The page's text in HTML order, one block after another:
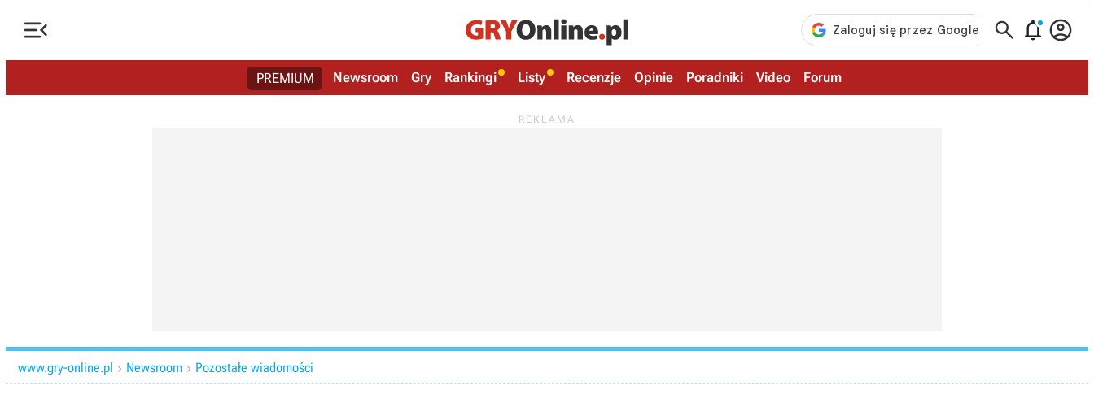
   
PREMIUM Newsroom Gry Rankingi Listy Recenzje Opinie Poradniki Video Forum
www.gry-online.pl  Newsroom  Pozostałe wiadomości